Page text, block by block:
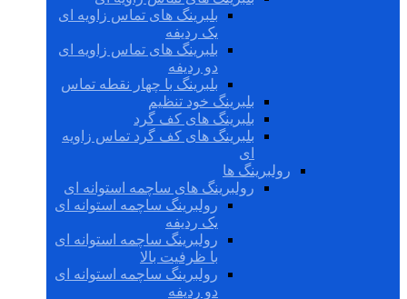
بلبرینگ های تماس زاویه ای
یک ردیفه
بلبرینگ های تماس زاویه ای
دو ردیفه
بلبرینگ با چهار نقطه تماس
بلبرینگ خود تنظیم
بلبرینگ های کف گرد
بلبرینگ های کف گرد تماس زاویه
ای
رولبرینگ ها
رولبرینگ های ساچمه استوانه ای
رولبرینگ ساچمه استوانه ای
یک ردیفه
رولبرینگ ساچمه استوانه ای
با ظرفیت بالا
رولبرینگ ساچمه استوانه ای
دو ردیفه